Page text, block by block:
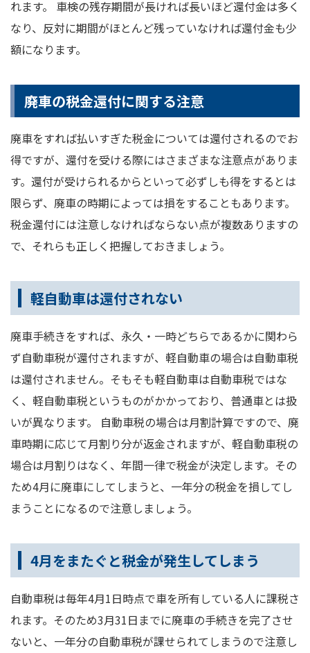
れます。 車検の残存期間が長ければ長いほど還付金は多く
なり、反対に期間がほとんど残っていなければ還付金も少
額になります。
廃車の税金還付に関する注意
廃車をすれば払いすぎた税金については還付されるのでお
得ですが、還付を受ける際にはさまざまな注意点がありま
す。還付が受けられるからといって必ずしも得をするとは
限らず、廃車の時期によっては損をすることもあります。
税金還付には注意しなければならない点が複数ありますの
で、それらも正しく把握しておきましょう。
軽自動車は還付されない
廃車手続きをすれば、永久・一時どちらであるかに関わら
ず自動車税が還付されますが、軽自動車の場合は自動車税
は還付されません。そもそも軽自動車は自動車税ではな
く、軽自動車税というものがかかっており、普通車とは扱
いが異なります。 自動車税の場合は月割計算ですので、廃
車時期に応じて月割り分が返金されますが、軽自動車税の
場合は月割りはなく、年間一律で税金が決定します。その
ため4月に廃車にしてしまうと、一年分の税金を損してし
まうことになるので注意しましょう。
4月をまたぐと税金が発生してしまう
自動車税は毎年4月1日時点で車を所有している人に課税さ
れます。そのため3月31日までに廃車の手続きを完了させ
ないと、一年分の自動車税が課せられてしまうので注意し